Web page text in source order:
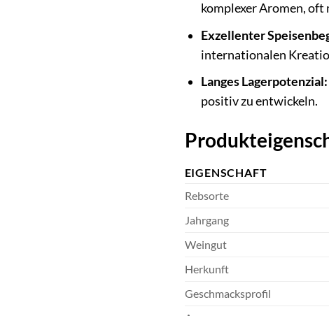
komplexer Aromen,
Exzellenter
internationalen
Langes Lagerpotenzial:
positiv zu entwickeln.
EIGENSCHAFT
Rebsorte
Jahrgang
Weingut
Herkunft
Geschmacksprofil